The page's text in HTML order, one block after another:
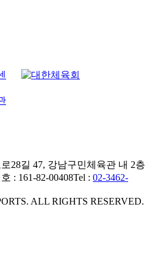
28길 47, 강남구민체육관 내 2층
: 161-82-00408Tel : 02-3462-
ALL RIGHTS RESERVED.